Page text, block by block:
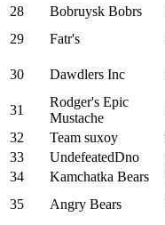
28
Bobruysk Bobrs
29
Fatr's
30
Dawdlers Inc
31
Rodger's Epic
Mustache
32
Team suxoy
33
UndefeatedDno
34
Kamchatka Bears
35
Angry Bears